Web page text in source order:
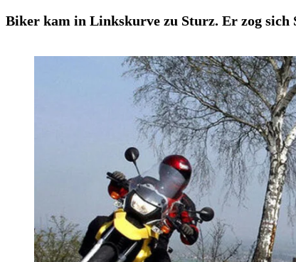
Biker kam in Linkskurve zu Sturz. Er zog